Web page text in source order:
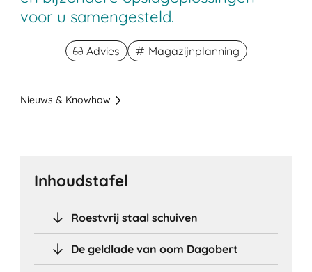
voor u samengesteld.
Advies Magazijnplanning
Nieuws & Knowhow
Inhoudstafel
Roestvrij staal schuiven
De geldlade van oom Dagobert